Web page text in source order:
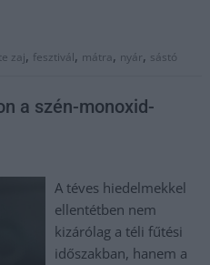
zaj, fesztivál, mátra, nyár, sástó
a szén-monoxid-
A téves hiedelmekkel
ellentétben nem
kizárólag a téli fűtési
időszakban, hanem a